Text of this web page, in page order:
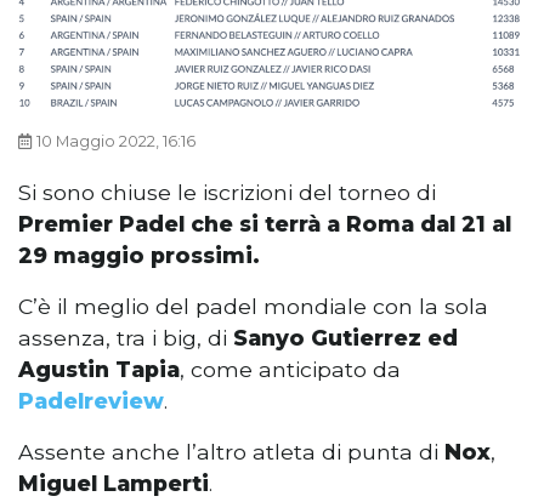
10 Maggio 2022, 16:16
Si sono chiuse le iscrizioni del torneo di
Premier Padel che si terrà a Roma dal 21 al
29 maggio prossimi.
C’è il meglio del padel mondiale con la sola
assenza, tra i big, di Sanyo Gutierrez ed
Agustin Tapia, come anticipato da
Padelreview.
Assente anche l’altro atleta di punta di Nox,
Miguel Lamperti.